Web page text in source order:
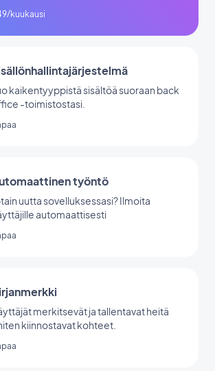
kuukausi
kaikentyyppistä sisältöä suoraan back
-toimistostasi.
työntö
uutta sovelluksessasi? Ilmoita
automaattisesti
merkitsevät ja tallentavat heitä
kiinnostavat kohteet.